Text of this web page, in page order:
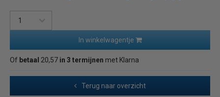
In winkelwagentje
Of betaal 20,57 in 3 termijnen met Klarna
Terug naar overzicht